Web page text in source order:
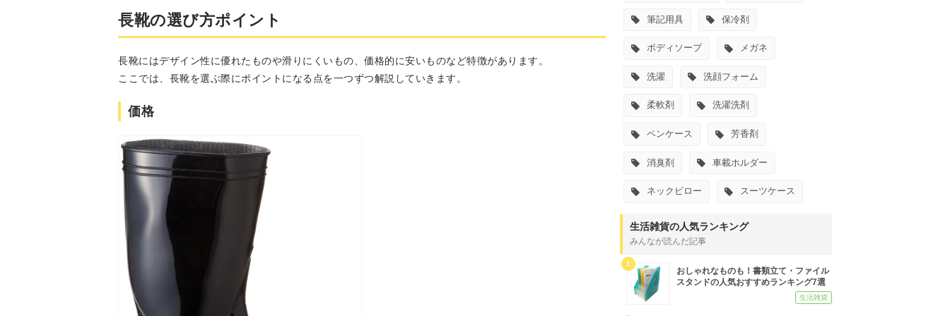
長靴の選び方ポイント
長靴にはデザイン性に優れたものや滑りにくいもの、価格的に安いものなど特徴があります。
ここでは、長靴を選ぶ際にポイントになる点を一つずつ解説していきます。
価格
筆記用具 保冷剤
ボディソープ メガネ
洗濯 洗顔フォーム
柔軟剤 洗濯洗剤
ペンケース 芳香剤
消臭剤 車載ホルダー
ネックピロー スーツケース
生活雑貨の人気ランキング
みんなが読んだ記事
1
おしゃれなものも！書類立て・ファイル
スタンドの人気おすすめランキング7選
生活雑貨